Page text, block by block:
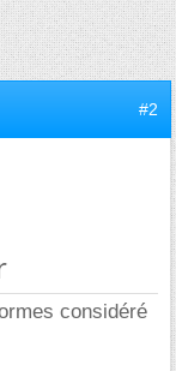
#2
considéré